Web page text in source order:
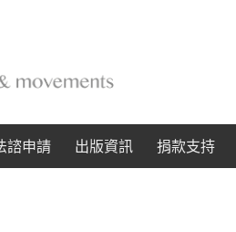
諮申請 出版資訊 捐款支持